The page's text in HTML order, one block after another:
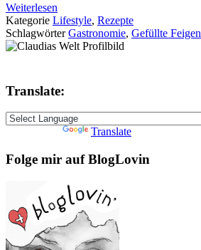
Weiterlesen
Kategorie Lifestyle, Rezepte
SchlagwörterGastronomie, Gefüllte Feigen
Translate:
Translate
Folge mir auf BlogLovin